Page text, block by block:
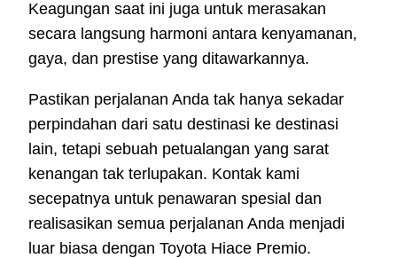
Keagungan saat ini juga untuk merasakan
secara langsung harmoni antara kenyamanan,
gaya, dan prestise yang ditawarkannya.
Pastikan perjalanan Anda tak hanya sekadar
perpindahan dari satu destinasi ke destinasi
lain, tetapi sebuah petualangan yang sarat
kenangan tak terlupakan. Kontak kami
secepatnya untuk penawaran spesial dan
realisasikan semua perjalanan Anda menjadi
luar biasa dengan Toyota Hiace Premio.